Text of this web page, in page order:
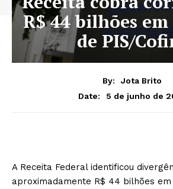
R$ 44 bilhões
de PIS/
By:
Jota Brito
Date:
5 de junho de
A Receita Federal identificou
aproximadamente R$ 44 bilhões